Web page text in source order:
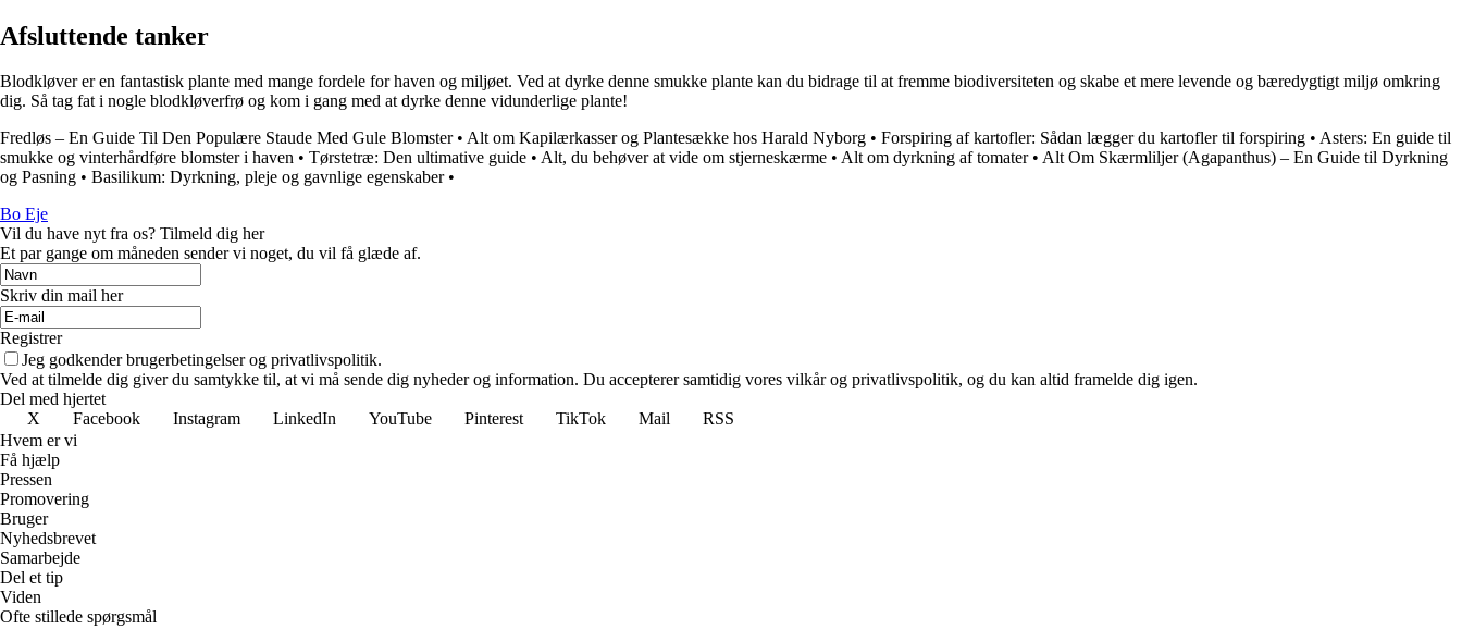
Afsluttende tanker
Blodkløver er en fantastisk plante med mange fordele for haven og miljøet. Ved at dyrke denne smukke plante kan du bidrage til at fremme biodiversiteten og skabe et mere levende og bæredygtigt miljø omkring
dig. Så tag fat i nogle blodkløverfrø og kom i gang med at dyrke denne vidunderlige plante!
Fredløs – En Guide Til Den Populære Staude Med Gule Blomster• Alt om Kapilærkasser og Plantesække hos Harald Nyborg • Forspiring af kartofler: Sådan lægger du kartofler til forspiring • Asters: En guide til
smukke og vinterhårdføre blomster i haven • Tørstetræ: Den ultimative guide • Alt, du behøver at vide om stjerneskærme • Alt om dyrkning af tomater• Alt Om Skærmliljer (Agapanthus) – En Guide til Dyrkning
og Pasning • Basilikum: Dyrkning, pleje og gavnlige egenskaber•
Bo Eje
Vil du have nyt fra os? Tilmeld dig her
Et par gange om måneden sender vi noget, du vil få glæde af.
Skriv din mail her
Registrer
Jeg godkender brugerbetingelser og privatlivspolitik.
Ved at tilmelde dig giver du samtykke til, at vi må sende dig nyheder og information. Du accepterer samtidig vores vilkår og privatlivspolitik, og du kan altid framelde dig igen.
Del med hjertet
X
Facebook Instagram LinkedIn YouTube Pinterest TikTok Mail
RSS
Hvem er vi
Få hjælp
Pressen
Promovering
Bruger
Nyhedsbrevet
Samarbejde
Del et tip
Viden
Ofte stillede spørgsmål